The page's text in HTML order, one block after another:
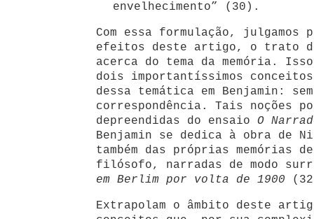
envelhecimento” (30).
Com essa formulação, julgamos
efeitos deste artigo, o trato
acerca do tema da memória.
dois importantíssimos conceitos
dessa temática em Benjamin:
correspondência. Tais noções
depreendidas do ensaio O
Benjamin se dedica à obra de
também das próprias memórias
filósofo, narradas de modo
em Berlim por volta de 1900
Extrapolam o âmbito deste